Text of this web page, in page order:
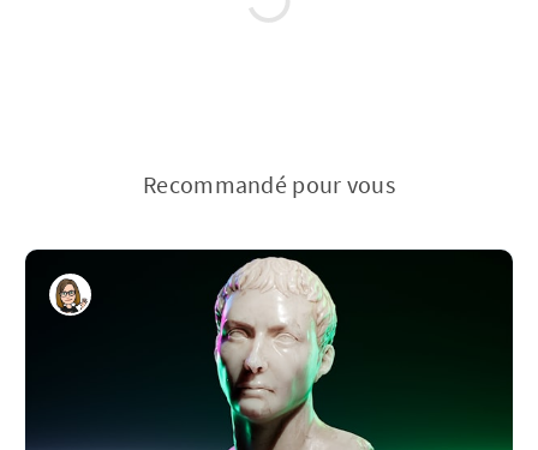
Recommandé pour vous